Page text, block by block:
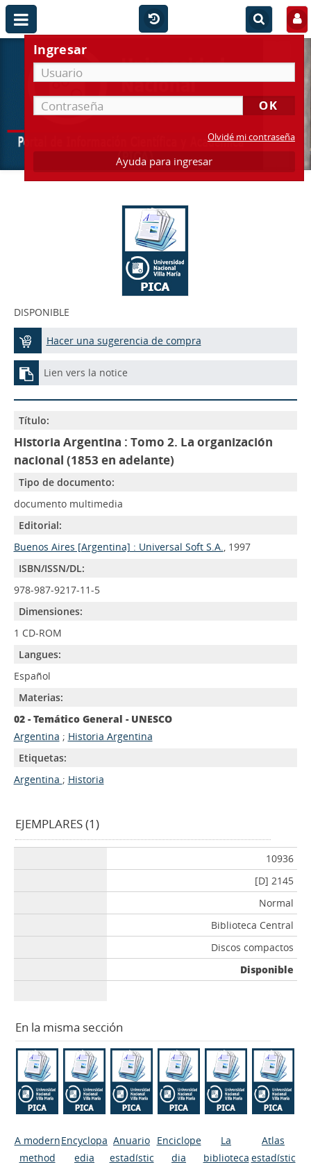
Ingresar
Olvidé mi contraseña
Ayuda para ingresar
DISPONIBLE
Hacer una sugerencia de compra
Lien vers la notice
Título:
Historia Argentina : Tomo 2. La organización
nacional (1853 en adelante)
Tipo de documento:
documento multimedia
Editorial:
Buenos Aires [Argentina] : Universal Soft S.A., 1997
ISBN/ISSN/DL:
978-987-9217-11-5
Dimensiones:
1 CD-ROM
Langues:
Español
Materias:
02 - Temático General - UNESCO
Argentina ; Historia Argentina
Etiquetas:
Argentina ; Historia
EJEMPLARES (1)
10936
[D] 2145
Normal
Biblioteca Central
Discos compactos
Disponible
En la misma sección
A modern
method
Encyclopa
edia
Anuario
estadístic
Enciclope
dia
La
biblioteca
Atlas
estadístic